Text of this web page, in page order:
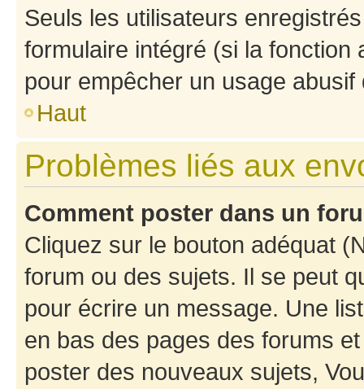
Seuls les utilisateurs
formulaire intégré (si la fonction
pour empêcher un usage
Haut
Problèmes liés aux
Comment poster dans un
Cliquez sur le bouton adéquat
forum ou des sujets. Il se peut
pour écrire un message. Une
en bas des pages des forums
poster des nouveaux sujets,